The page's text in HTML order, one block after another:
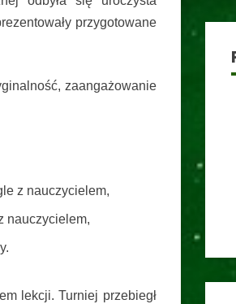
przygotowane
zaangażowanie
z nauczycielem,
nauczycielem,
lekcji. Turniej przebiegł